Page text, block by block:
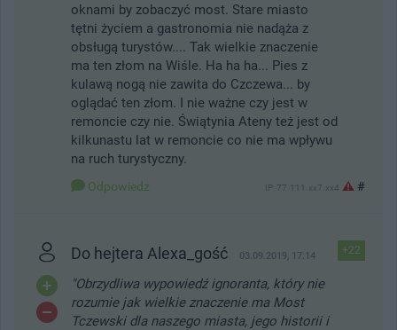
oknami by zobaczyć most. Stare miasto
tętni życiem a gastronomia nie nadąża z
obsługą turystów.... Tak wielkie znaczenie
ma ten złom na Wiśle. Ha ha ha... Pies z
kulawą nogą nie zawita do Czczewa... by
oglądać ten złom. I nie ważne czy jest w
remoncie czy nie. Świątynia Ateny też jest od
kilkunastu lat w remoncie co nie ma wpływu
na ruch turystyczny.
Odpowiedz IP: 77.111.xx7.xx4 #
+22
Do hejtera Alexa_gość 03.09.2019, 17:14
"Obrzydliwa wypowiedź ignoranta, który nie
rozumie jak wielkie znaczenie ma Most
Tczewski dla naszego miasta, jego historii i